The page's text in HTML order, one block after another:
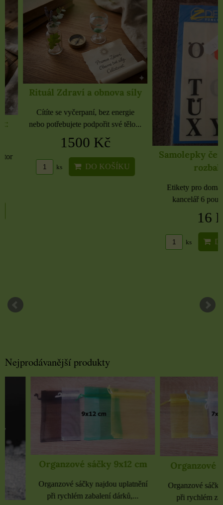
Rituál Zdraví a obnova síly
Cítíte se vyčerpaní, bez energie
nebo potřebujete podpořit své tělo...
1500 Kč
ks DO KOŠÍKU
Samolepky černé
rozbaleno
Etikety pro
kancelář 6 použitých
16 Kč
ks DO
Nejprodávanější produkty
Organzové sáčky 9x12 cm
Organzové sáčky najdou uplatnění
při rychlém zabalení dárků,...
Organzové sáčky
Organzové sáčky najdou
při rychlém zabalení